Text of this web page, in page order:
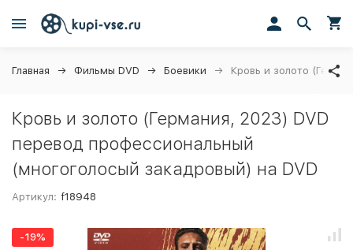
Главная Фильмы DVD Боевики Кровь и золото
Кровь и золото (Германия, 2023) DVD
перевод профессиональный
(многоголосый закадровый) на DVD
Артикул: f18948
-19%